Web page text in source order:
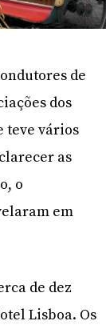
de
dos
teve vários
as
o
em
de dez
Lisboa. Os